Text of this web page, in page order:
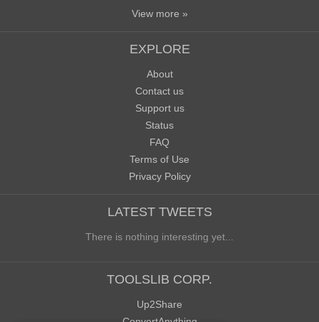
View more »
EXPLORE
About
Contact us
Support us
Status
FAQ
Terms of Use
Privacy Policy
LATEST TWEETS
There is nothing interesting yet...
TOOLSLIB CORP.
Up2Share